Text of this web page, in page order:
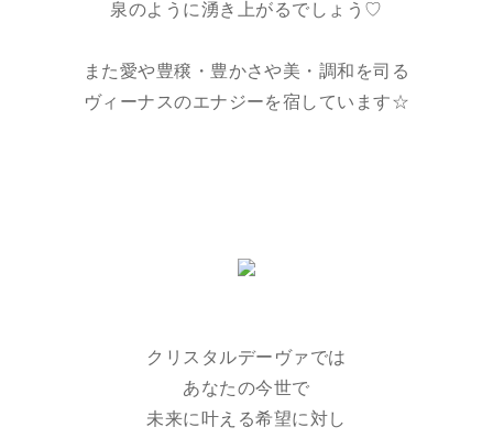
泉のように湧き上がるでしょう♡
また愛や豊穣・豊かさや美・調和を司る
ヴィーナスのエナジーを宿しています☆
クリスタルデーヴァでは
あなたの今世で
未来に叶える希望に対し